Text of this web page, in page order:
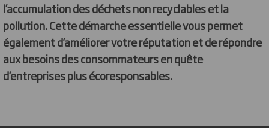
l’accumulation des déchets non recyclables et la
pollution. Cette démarche essentielle vous permet
également d’améliorer votre réputation et de répondre
aux besoins des consommateurs en quête
d’entreprises plus écoresponsables.